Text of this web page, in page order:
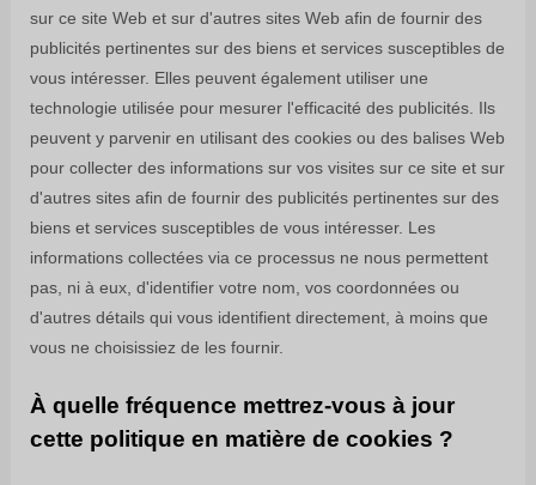
sur ce site Web et sur d'autres sites Web afin de fournir des
publicités pertinentes sur des biens et services susceptibles de
vous intéresser. Elles peuvent également utiliser une
technologie utilisée pour mesurer l'efficacité des publicités. Ils
peuvent y parvenir en utilisant des cookies ou des balises Web
pour collecter des informations sur vos visites sur ce site et sur
d'autres sites afin de fournir des publicités pertinentes sur des
biens et services susceptibles de vous intéresser. Les
informations collectées via ce processus ne nous permettent
pas, ni à eux, d'identifier votre nom, vos coordonnées ou
d'autres détails qui vous identifient directement, à moins que
vous ne choisissiez de les fournir.
À quelle fréquence mettrez-vous à jour
cette politique en matière de cookies ?